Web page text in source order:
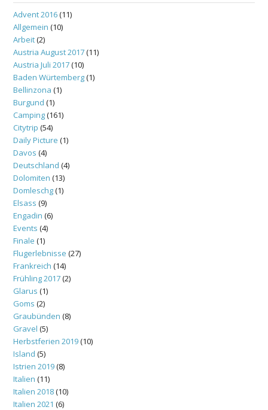
Advent 2016(11)
Allgemein (10)
Arbeit(2)
Austria August 2017(11)
Austria Juli 2017(10)
Baden Würtemberg(1)
Bellinzona (1)
Burgund (1)
Camping(161)
Citytrip (54)
Daily Picture (1)
Davos (4)
Deutschland (4)
Dolomiten (13)
Domleschg(1)
Elsass (9)
Engadin (6)
Events (4)
Finale (1)
Flugerlebnisse (27)
Frankreich (14)
Frühling 2017(2)
Glarus (1)
Goms (2)
Graubünden (8)
Gravel (5)
Herbstferien 2019(10)
Island (5)
Istrien 2019(8)
Italien (11)
Italien 2018(10)
Italien 2021 (6)